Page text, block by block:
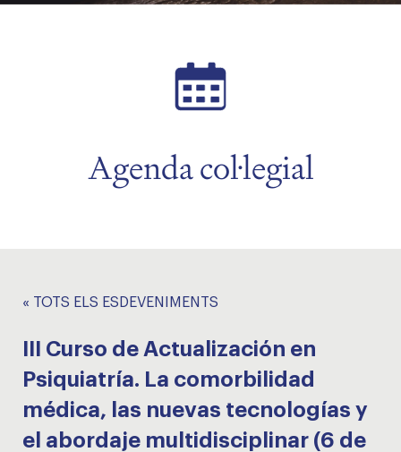
Agenda col·legial
« TOTS ELS ESDEVENIMENTS
III Curso de Actualización en
Psiquiatría. La comorbilidad
médica, las nuevas tecnologías y
el abordaje multidisciplinar (6 de